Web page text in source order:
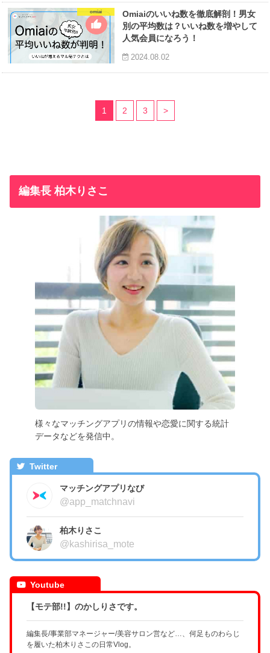
omiai
Omiaiのいいね数を徹底解剖！男女
別の平均数は？いいね数を増やして
人気会員になろう！
2024.08.02
1 2 3 >
編集長 柏木りさこ
様々なマッチングアプリの情報や恋愛に関する統計
データなどを発信中。
Twitter
マッチングアプリなび
@app_matchnavi
柏木りさこ
@kashirisa_mote
Youtube
【モテ部!!】のかしりさです。
編集長/事業部マネージャー/美容サロン営など…、何足ものわらじ
を履いた柏木りさこの日常Vlog。